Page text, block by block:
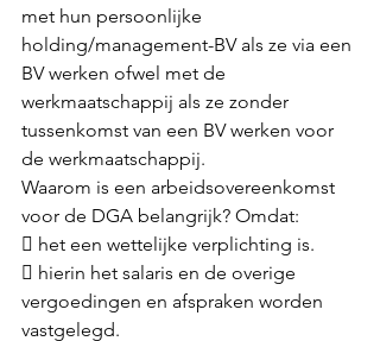
met hun persoonlijke
holding/management-BV als ze via een
BV werken ofwel met de
werkmaatschappij als ze zonder
tussenkomst van een BV werken voor
de werkmaatschappij.
Waarom is een arbeidsovereenkomst
voor de DGA belangrijk? Omdat:
 het een wettelijke verplichting is.
 hierin het salaris en de overige
vergoedingen en afspraken worden
vastgelegd.